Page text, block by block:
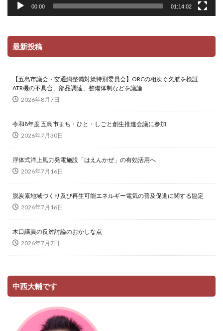
00:00 01:14:02
最新投稿
【五島市議会・交通網整備対策特別委員会】ORCの相次ぐ欠航を検証
ATR機の不具合、部品調達、整備体制などを議論
2026年8月7日
令和8年度 五島市まち・ひと・しごと創生推進会議に参加
2026年7月30日
浮体式洋上風力発電施設「はえんかぜ」の有効活用へ
2026年7月16日
脱炭素地域づくり及び再生可能エネルギー電気の普及促進に関する協定
2026年7月16日
木口議員の反対討論のおかしな点
2026年7月7日
中西大輔です